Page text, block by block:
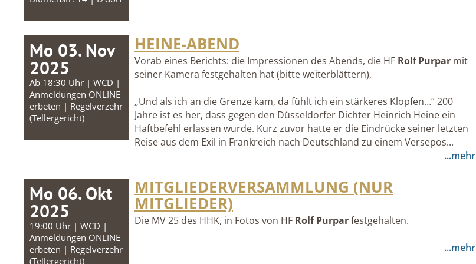
Mo 03. Nov
2025
Ab 18:30 Uhr | WCD |
Anmeldungen ONLINE
erbeten | Regelverzehr
(Tellergericht)
HEINE-ABEND
Vorab eines Berichts: die Impressionen des Abends, die HF RolfPurpar mit
seiner Kamera festgehalten hat (bitte weiterblättern),
„Und als ich an die Grenze kam, da fühlt ich ein stärkeres Klopfen…“ 200
Jahre ist es her, dass gegen den Düsseldorfer Dichter Heinrich Heine ein
Haftbefehl erlassen wurde. Kurz zuvor hatte er die Eindrücke seiner letzten
Reise aus dem Exil in Frankreich nach Deutschland zu einem Versepos...
...mehr
Mo 06. Okt
2025
19:00 Uhr | WCD |
Anmeldungen ONLINE
erbeten | Regelverzehr
(Tellergericht)
MITGLIEDERVERSAMMLUNG (NUR
MITGLIEDER)
Die MV 25 des HHK, in Fotos von HF Rolf Purparfestgehalten.
...mehr